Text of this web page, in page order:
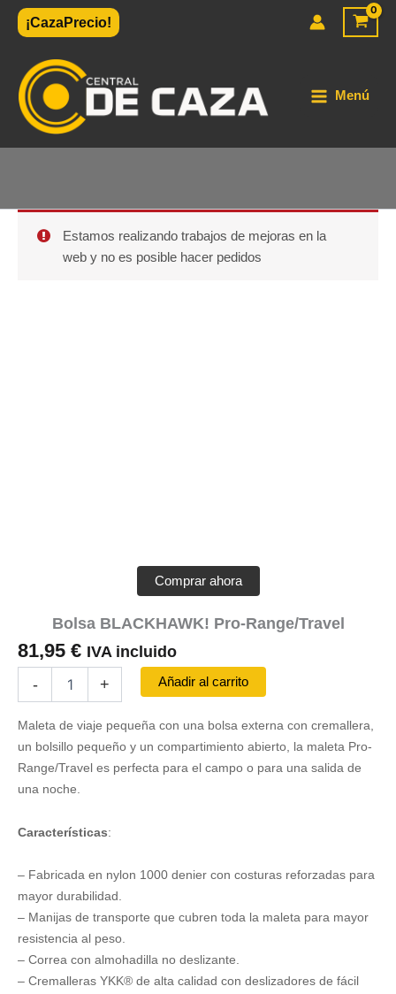
¡CazaPrecio!
Menú
Estamos realizando trabajos de mejoras en la
web y no es posible hacer pedidos
Comprar ahora
Bolsa BLACKHAWK! Pro-Range/Travel
81,95 € IVA incluido
-
BLACKHAWK!
Range/Travel
cantidad
+ Añadir al carrito
Maleta de viaje pequeña con una bolsa externa con cremallera,
un bolsillo pequeño y un compartimiento abierto, la maleta Pro-
Range/Travel es perfecta para el campo o para una salida de
una noche.
Características:
– Fabricada en nylon 1000 denier con costuras reforzadas para
mayor durabilidad.
– Manijas de transporte que cubren toda la maleta para mayor
resistencia al peso.
– Correa con almohadilla no deslizante.
– Cremalleras YKK® de alta calidad con deslizadores de fácil